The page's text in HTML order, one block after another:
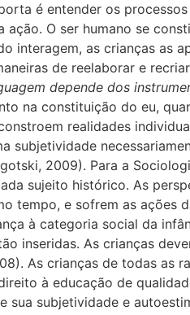
é entender os
ação. O ser humano se
interagem, as crianças as
de reelaborar e
depende dos
na constituição do eu,
realidades
subjetividade
2009). Para a
sujeito histórico. As
tempo, e sofrem as
à categoria social da
inseridas. As crianças
As crianças de todas as
à educação de
sua subjetividade e